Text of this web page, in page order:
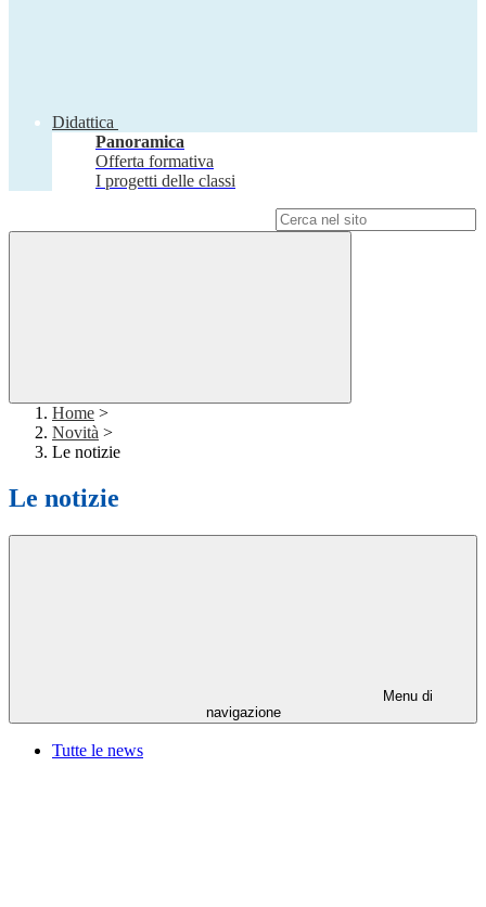
Didattica
Panoramica
Offerta formativa
I progetti delle classi
Home >
Novità >
Le notizie
Le notizie
Menu di
navigazione
Tutte le news